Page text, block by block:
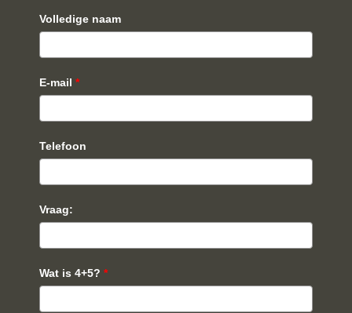
Volledige naam
E-mail *
Telefoon
Vraag:
Wat is 4+5? *